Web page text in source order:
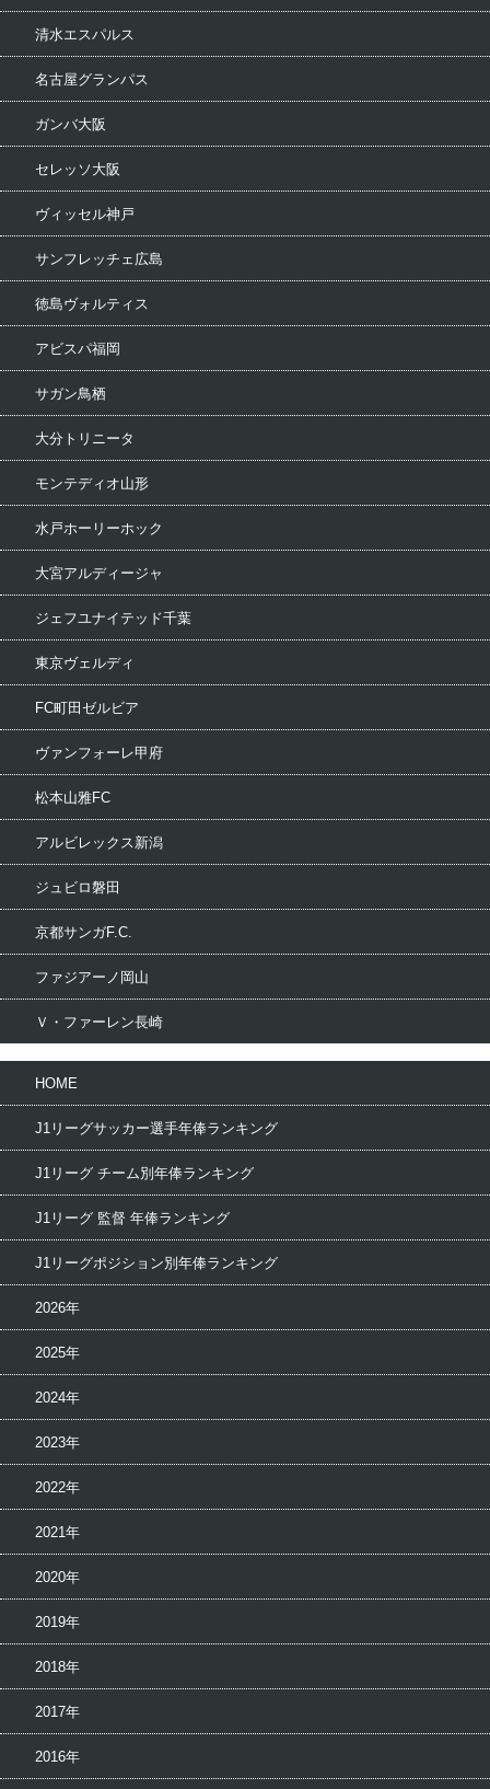
清水エスパルス
名古屋グランパス
ガンバ大阪
セレッソ大阪
ヴィッセル神戸
サンフレッチェ広島
徳島ヴォルティス
アビスパ福岡
サガン鳥栖
大分トリニータ
モンテディオ山形
水戸ホーリーホック
大宮アルディージャ
ジェフユナイテッド千葉
東京ヴェルディ
FC町田ゼルビア
ヴァンフォーレ甲府
松本山雅FC
アルビレックス新潟
ジュビロ磐田
京都サンガF.C.
ファジアーノ岡山
Ｖ・ファーレン長崎
HOME
J1リーグサッカー選手年俸ランキング
J1リーグ チーム別年俸ランキング
J1リーグ 監督 年俸ランキング
J1リーグポジション別年俸ランキング
2026年
2025年
2024年
2023年
2022年
2021年
2020年
2019年
2018年
2017年
2016年